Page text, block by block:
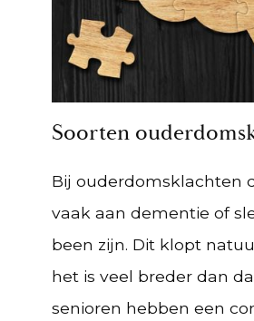
Soorten
Bij ouderdomsklachten
vaak aan dementie of
been zijn. Dit klopt
het is veel breder dan
senioren hebben een